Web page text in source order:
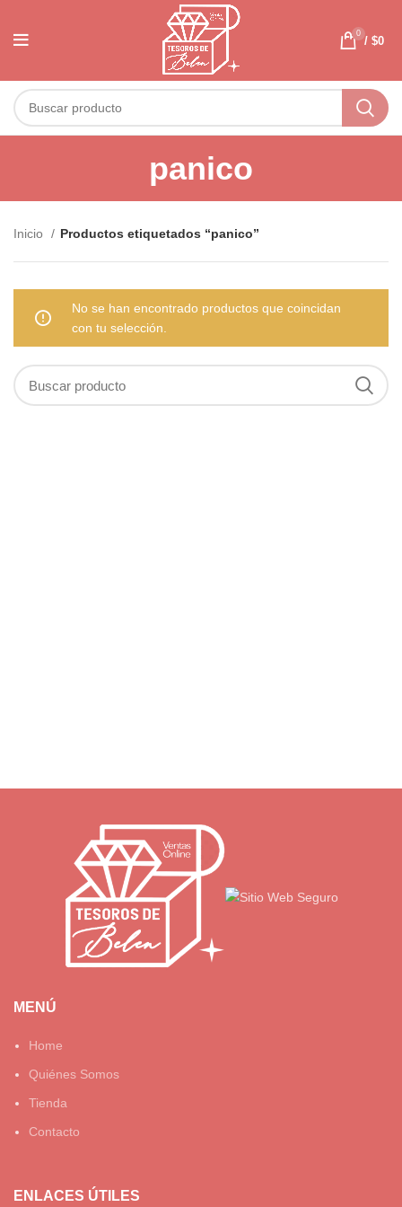
0
/ $0
panico
Inicio Productos etiquetados “panico”
No se han encontrado productos que coincidan
con tu selección.
MENÚ
Home
Quiénes Somos
Tienda
Contacto
ENLACES ÚTILES